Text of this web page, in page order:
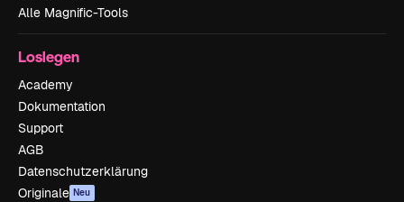
Alle Magnific-Tools
Loslegen
Academy
Dokumentation
Support
AGB
Datenschutzerklärung
Originale Neu